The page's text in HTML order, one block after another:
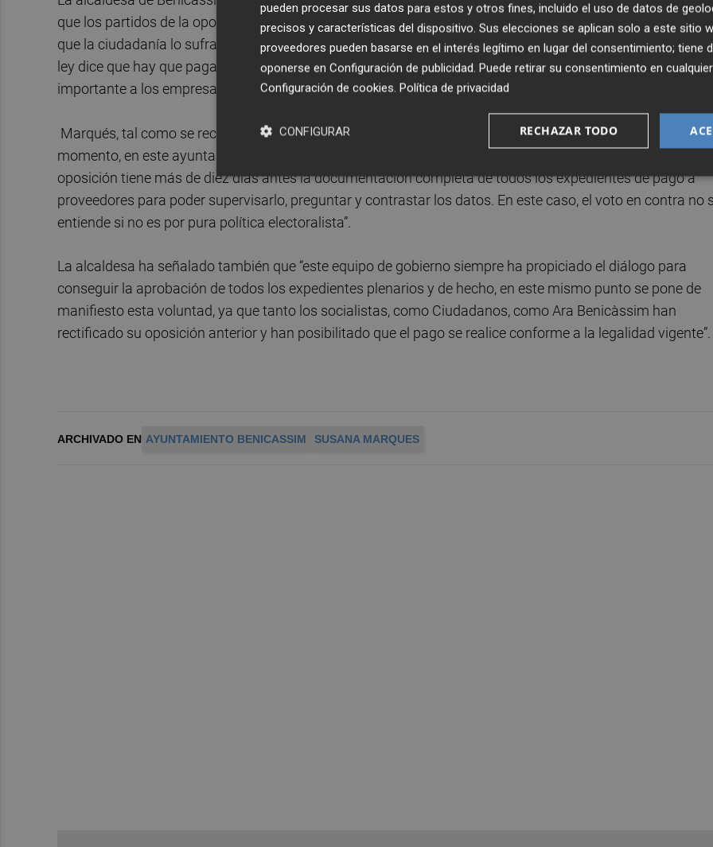
que los partidos de la oposición han de mostrar su rechazo a las acciones de gobierno, pero eso no
que la ciudadanía lo sufra. Los empresarios proveedores del ayuntamiento han ejecutado los servicios y
ley dice que hay que pagarles. Quienes no aprueban estas facturas están generando un daño económico
importante a los empresarios de Benicàssim”.
Marqués, tal como se recoge en el comunicado remitido a los medios, ha explicado que “desde el primer
momento, en este ayuntamiento se ha trabajado con total transparencia en materia económica. La
oposición tiene más de diez días antes la documentación completa de todos los expedientes de pago a
proveedores para poder supervisarlo, preguntar y contrastar los datos. En este caso, el voto en contra no
entiende si no es por pura política electoralista”.
La alcaldesa ha señalado también que “este equipo de gobierno siempre ha propiciado el diálogo para
conseguir la aprobación de todos los expedientes plenarios y de hecho, en este mismo punto se pone de
manifiesto esta voluntad, ya que tanto los socialistas, como Ciudadanos, como Ara Benicàssim han
rectificado su oposición anterior y han posibilitado que el pago se realice conforme a la legalidad vigente”.
ARCHIVADO EN AYUNTAMIENTO BENICASSIM SUSANA MARQUES
pueden procesar sus datos para estos y otros fines, incluido el uso de datos de
precisos y características del dispositivo. Sus elecciones se aplican solo a este sitio
proveedores pueden basarse en el interés legítimo en lugar del consentimiento; tiene
oponerse en Configuración de publicidad. Puede retirar su consentimiento en
Configuración de cookies. Política de privacidad
RECHAZAR TODO
CONFIGURAR